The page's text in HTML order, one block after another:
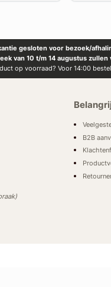
gesloten voor bezoek/
van 10 t/m 14 augustus
op voorraad? Voor 14:00
B2B